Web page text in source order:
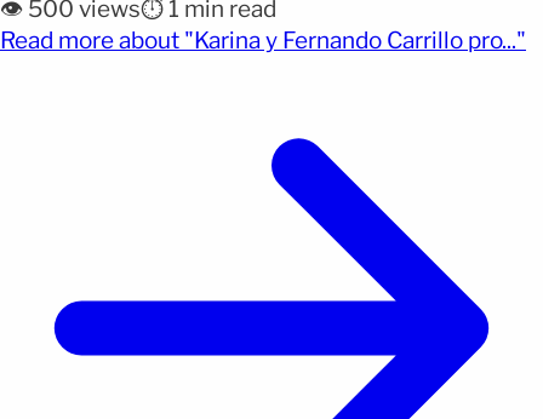
durante una transmisión del programa Pica y se
extiende de Telemundo, donde ambos expresaron
👁️ 500 views⏱️ 1 min read
Read more about "Karina y Fernando Carrillo pro..."